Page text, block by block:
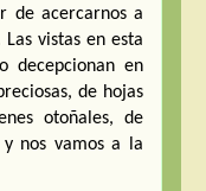
de acercarnos a
vistas en esta
decepcionan en
de hojas
otoñales, de
nos vamos a la